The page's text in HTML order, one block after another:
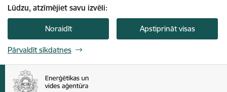
Lūdzu, atzīmējiet savu izvēli:
Noraidīt Apstiprināt visas
Pārvaldīt sīkdatnes